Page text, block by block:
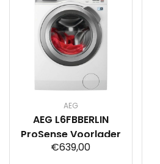
AEG
AEG L6FBBERLIN
ProSense Voorlader
€639,00